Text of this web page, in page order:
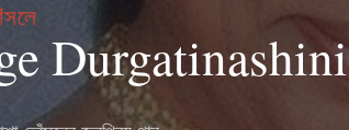
Durgatinashini